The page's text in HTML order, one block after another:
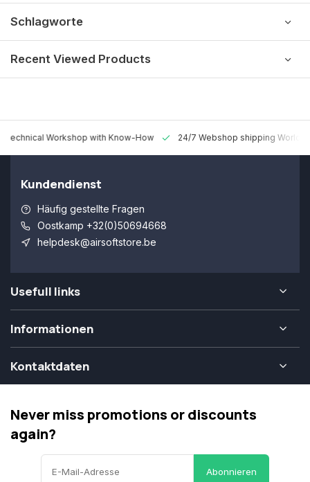
Schlagworte
Recent Viewed Products
Technical Workshop with Know-How 24/7 Webshop shipping
Kundendienst
Häufig gestellte Fragen
Oostkamp +32(0)50694668
helpdesk@airsoftstore.be
Usefull links
Informationen
Kontaktdaten
Never miss promotions or discounts
again?
Abonnieren